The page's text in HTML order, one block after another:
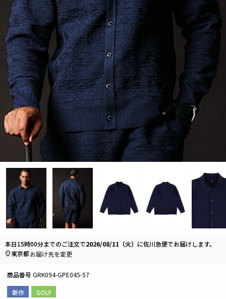
新作 GOLF
商品番号 GRK094-GPE045-57
本日15時00分までのご注文で2026/08/11（火） に佐川急便でお届けします。
東京都お届け先を変更